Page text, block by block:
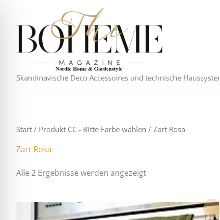
springen
Skandinavische Deco Accessoires und technische
Start/ Produkt CC - Bitte Farbe wählen / Zart Rosa
Zart Rosa
Alle 2 Ergebnisse werden angezeigt
Sale!
Ursprünglicher
Preis
Aktueller
Preis
Dieses